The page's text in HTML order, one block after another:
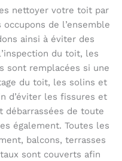
nettoyer votre toit par
de l’ensemble
ainsi à éviter des
du toit, les
sont remplacées si une
du toit, les solins et
d’éviter les fissures et
débarrassées de toute
également. Toutes les
balcons, terrasses
sont couverts afin